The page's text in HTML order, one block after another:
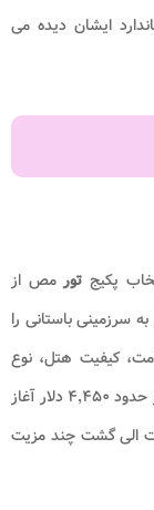
ایشان دیده می
پکیج تورمص از
به سرزمینی باستانی را
کیفیت هتل، نوع
پرواز و خدمات جانبی دارد؛ برای مثال برخی بسته ها از حدود ۴٬۴۵۰ دلار آغاز
الی گشت چند مزیت